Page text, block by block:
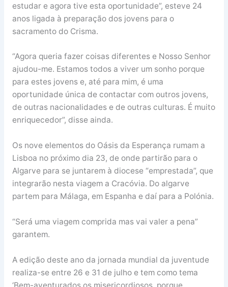
estudar e agora tive esta oportunidade”, esteve 24
anos ligada à preparação dos jovens para o
sacramento do Crisma.
“Agora queria fazer coisas diferentes e Nosso Senhor
ajudou-me. Estamos todos a viver um sonho porque
para estes jovens e, até para mim, é uma
oportunidade única de contactar com outros jovens,
de outras nacionalidades e de outras culturas. É muito
enriquecedor”, disse ainda.
Os nove elementos do Oásis da Esperança rumam a
Lisboa no próximo dia 23, de onde partirão para o
Algarve para se juntarem à diocese “emprestada”, que
integrarão nesta viagem a Cracóvia. Do algarve
partem para Málaga, em Espanha e daí para a Polónia.
“Será uma viagem comprida mas vai valer a pena”
garantem.
A edição deste ano da jornada mundial da juventude
realiza-se entre 26 e 31 de julho e tem como tema